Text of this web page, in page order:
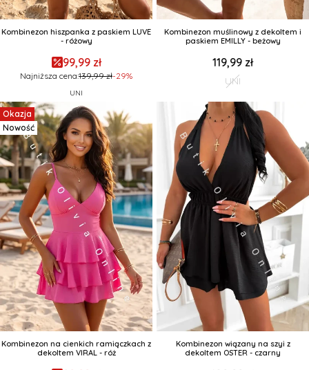
Kombinezon hiszpanka z paskiem LUVE
- różowy
99,99 zł
Najniższa cena:139,99 zł-29%
UNI
Kombinezon muślinowy z dekoltem i
paskiem EMILLY - beżowy
119,99 zł
UNI
Okazja
Nowość
Kombinezon na cienkich ramiączkach z
dekoltem VIRAL - róż
Kombinezon wiązany na szyi z
dekoltem OSTER - czarny